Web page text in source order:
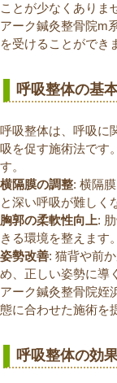
ことが少なくありま
アーク鍼灸整骨院m
を受けることができ
呼吸整体の基
呼吸整体は、呼吸に
吸を促す施術法です
す。
横隔膜の調整: 横隔
と深い呼吸が難しく
胸郭の柔軟性向上:
きる環境を整えます。
姿勢改善: 猫背や前
め、正しい姿勢に導
アーク鍼灸整骨院姪
態に合わせた施術を
呼吸整体の効